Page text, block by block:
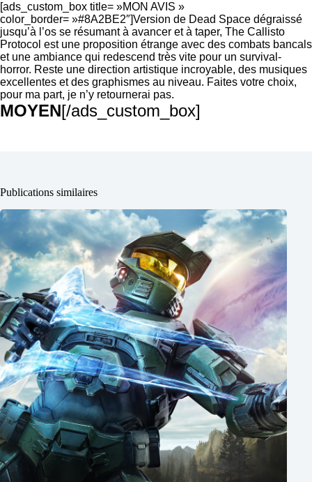
[ads_custom_box title= »MON AVIS »
color_border= »#8A2BE2″]Version de Dead Space dégraissé
jusqu’à l’os se résumant à avancer et à taper, The Callisto
Protocol est une proposition étrange avec des combats bancals
et une ambiance qui redescend très vite pour un survival-
horror. Reste une direction artistique incroyable, des musiques
excellentes et des graphismes au niveau. Faites votre choix,
pour ma part, je n’y retournerai pas.
MOYEN[/ads_custom_box]
Publications similaires